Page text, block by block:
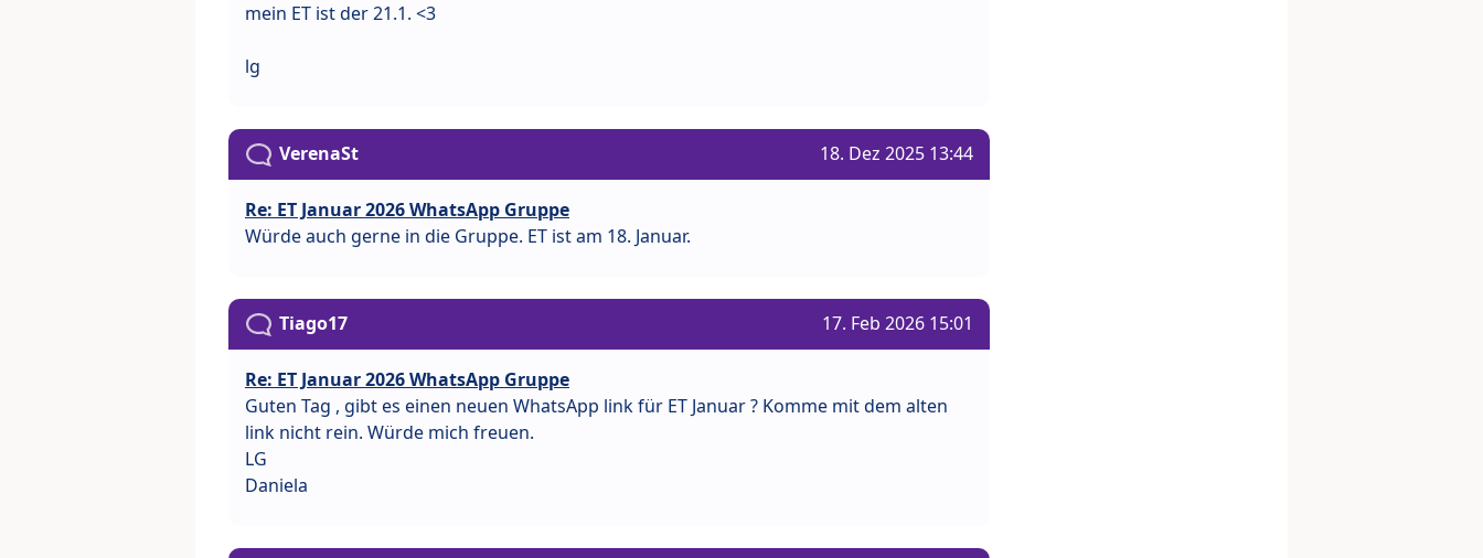
mein ET ist der 21.1. <3
lg
VerenaSt 18. Dez 2025 13:44
Re: ET Januar 2026 WhatsApp Gruppe
Würde auch gerne in die Gruppe. ET ist am 18. Januar.
Tiago17 17. Feb 2026 15:01
Re: ET Januar 2026 WhatsApp Gruppe
Guten Tag , gibt es einen neuen WhatsApp link für ET Januar ? Komme mit dem alten
link nicht rein. Würde mich freuen.
LG
Daniela